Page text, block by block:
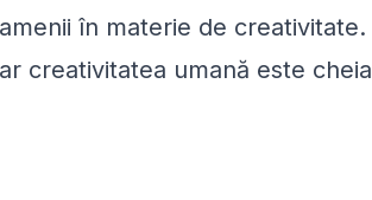
în materie de creativitate.
creativitatea umană este cheia